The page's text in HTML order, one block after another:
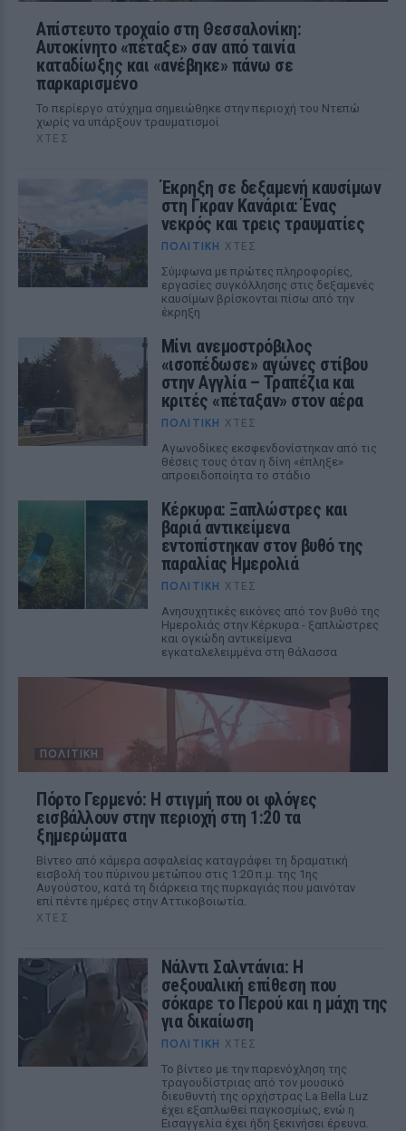
Απίστευτο τροχαίο στη Θεσσαλονίκη:
Αυτοκίνητο «πέταξε» σαν από ταινία
καταδίωξης και «ανέβηκε» πάνω σε
παρκαρισμένο
Το περίεργο ατύχημα σημειώθηκε στην περιοχή του Ντεπώ
χωρίς να υπάρξουν τραυματισμοί
ΧΤΕΣ
Έκρηξη σε δεξαμενή καυσίμων
στη Γκραν Κανάρια: Ένας
νεκρός και τρεις τραυματίες
ΠΟΛΙΤΙΚΉ ΧΤΕΣ
Σύμφωνα με πρώτες πληροφορίες,
εργασίες συγκόλλησης στις δεξαμενές
καυσίμων βρίσκονται πίσω από την
έκρηξη
Μίνι ανεμοστρόβιλος
«ισοπέδωσε» αγώνες στίβου
στην Αγγλία – Τραπέζια και
κριτές «πέταξαν» στον αέρα
ΠΟΛΙΤΙΚΉ ΧΤΕΣ
Αγωνοδίκες εκσφενδονίστηκαν από τις
θέσεις τους όταν η δίνη «έπληξε»
απροειδοποίητα το στάδιο
Κέρκυρα: Ξαπλώστρες και
βαριά αντικείμενα
εντοπίστηκαν στον βυθό της
παραλίας Ημερολιά
ΠΟΛΙΤΙΚΉ ΧΤΕΣ
Ανησυχητικές εικόνες από τον βυθό της
Ημερολιάς στην Κέρκυρα - ξαπλώστρες
και ογκώδη αντικείμενα
εγκαταλελειμμένα στη θάλασσα
ΠΟΛΙΤΙΚΉ
Πόρτο Γερμενό: Η στιγμή που οι φλόγες
εισβάλλουν στην περιοχή στη 1:20 τα
ξημερώματα
Βίντεο από κάμερα ασφαλείας καταγράφει τη δραματική
εισβολή του πύρινου μετώπου στις 1:20 π.μ. της 1ης
Αυγούστου, κατά τη διάρκεια της πυρκαγιάς που μαινόταν
επί πέντε ημέρες στην Αττικοβοιωτία.
ΧΤΕΣ
Νάλντι Σαλντάνια: Η
σeξουαλική επίθεση που
σόκαρε το Περού και η μάχη της
για δικαίωση
ΠΟΛΙΤΙΚΉ ΧΤΕΣ
Το βίντεο με την παρενόχληση της
τραγουδίστριας από τον μουσικό
διευθυντή της ορχήστρας La Bella Luz
έχει εξαπλωθεί παγκοσμίως, ενώ η
Εισαγγελία έχει ήδη ξεκινήσει έρευνα.